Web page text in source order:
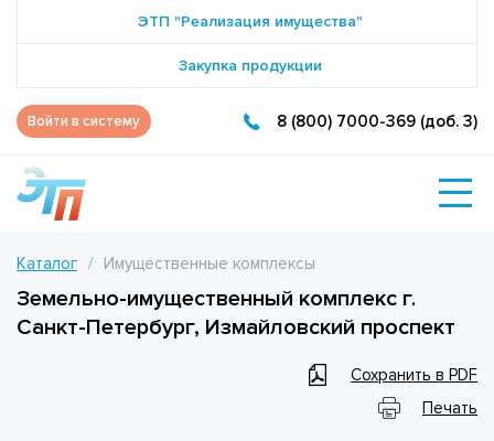
ЭТП "Реализация имущества"
Закупка продукции
Войти в систему 8 (800) 7000-369 (доб. 3)
Каталог Имущественные комплексы
Земельно-имущественный комплекс г.
Санкт-Петербург, Измайловский проспект
Сохранить в PDF
Печать